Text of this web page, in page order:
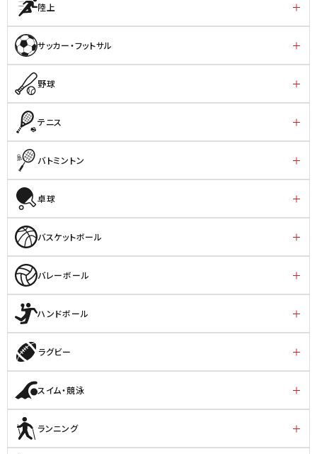
陸上
サッカー・フットサル
野球
テニス
バトミントン
卓球
バスケットボール
バレーボール
ハンドボール
ラグビー
スイム・競泳
ランニング